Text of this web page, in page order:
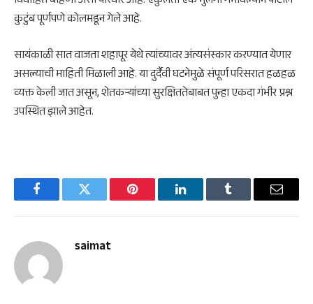
कुटुंब पूर्णपणे कोलमडून गेले आहे.
सायंकाळी सात वाजता शहापूर येथे त्यांच्यावर अंत्यसंस्कार करण्यात येणार
असल्याची माहिती मिळाली आहे. या दुर्दैवी घटनेमुळे संपूर्ण परिसरात हळहळ
व्यक्त केली जात असून, शेतकऱ्यांच्या सुरक्षिततेबाबत पुन्हा एकदा गंभीर प्रश्न
उपस्थित झाले आहेत.
FacebookTwitter Pinterest LinkedInTumblr Email
saimat